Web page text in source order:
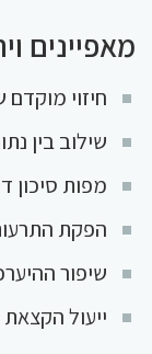
מאפיינים
חיזוי מוקדם
שילוב בין
מפות סיכון
הפקת
שיפור
ייעול